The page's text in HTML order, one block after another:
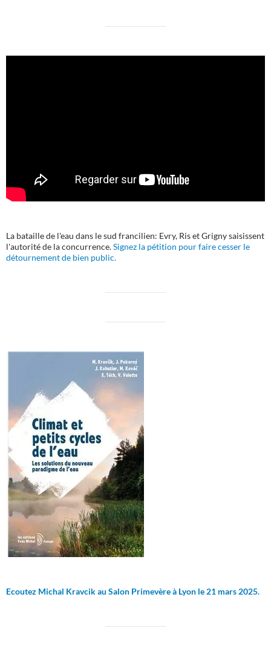
La bataille de l'eau dans le sud francilien: Evry, Ris et Grigny saisissent
l'autorité de la concurrence.Signez la pétition pour faire cesser le
détournement de bien public.
Ecoutez Michal Kravcik au Salon Primevère à Lyon le 21 mars 2025.